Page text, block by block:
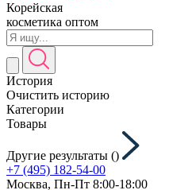
Корейская
косметика оптом
История
Очистить историю
Категории
Товары
Другие результаты ()
+7 (495) 182-54-00
Москва, Пн-Пт 8:00-18:00